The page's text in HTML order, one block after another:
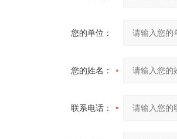
您的单位：
您的姓名：
联系电话：